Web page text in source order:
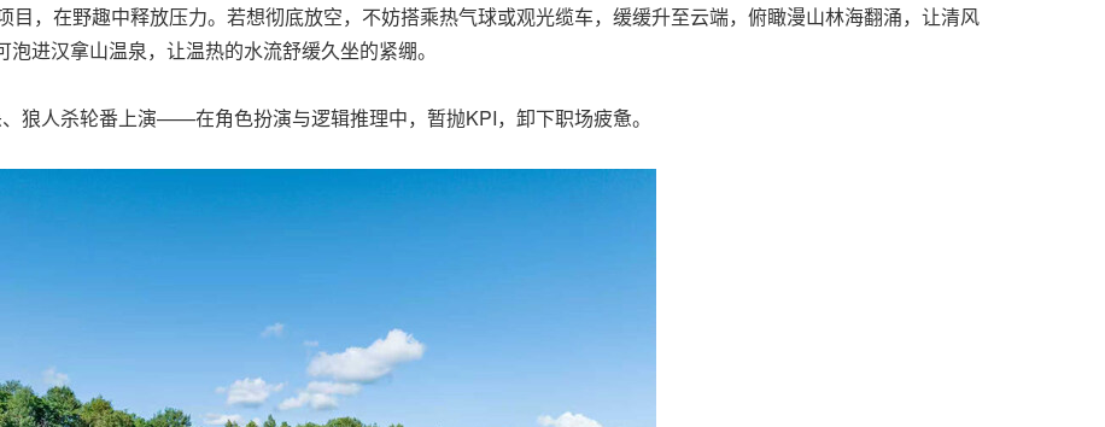
，在野趣中释放压力。若想彻底放空，不妨搭乘热气球或观光缆车，缓缓升至云端，俯瞰漫山林海翻涌，让清风
进汉拿山温泉，让温热的水流舒缓久坐的紧绷。
狼人杀轮番上演——在角色扮演与逻辑推理中，暂抛KPI，卸下职场疲惫。